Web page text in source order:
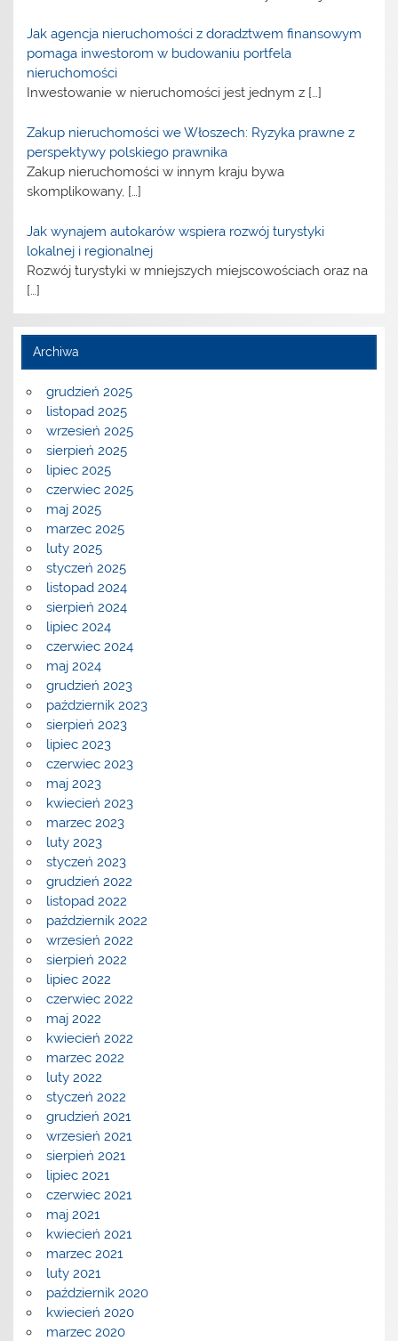
Jak agencja nieruchomości z doradztwem finansowym
pomaga inwestorom w budowaniu portfela
nieruchomości
Inwestowanie w nieruchomości jest jednym z […]
Zakup nieruchomości we Włoszech: Ryzyka prawne z
perspektywy polskiego prawnika
Zakup nieruchomości w innym kraju bywa
skomplikowany, […]
Jak wynajem autokarów wspiera rozwój turystyki
lokalnej i regionalnej
Rozwój turystyki w mniejszych miejscowościach oraz na
[…]
Archiwa
grudzień 2025
listopad 2025
wrzesień 2025
sierpień 2025
lipiec 2025
czerwiec 2025
maj 2025
marzec 2025
luty 2025
styczeń 2025
listopad 2024
sierpień 2024
lipiec 2024
czerwiec 2024
maj 2024
grudzień 2023
październik 2023
sierpień 2023
lipiec 2023
czerwiec 2023
maj 2023
kwiecień 2023
marzec 2023
luty 2023
styczeń 2023
grudzień 2022
listopad 2022
październik 2022
wrzesień 2022
sierpień 2022
lipiec 2022
czerwiec 2022
maj 2022
kwiecień 2022
marzec 2022
luty 2022
styczeń 2022
grudzień 2021
wrzesień 2021
sierpień 2021
lipiec 2021
czerwiec 2021
maj 2021
kwiecień 2021
marzec 2021
luty 2021
październik 2020
kwiecień 2020
marzec 2020